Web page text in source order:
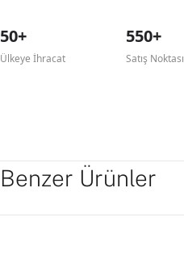
50+
Ülkeye İhracat
550+
Satış Noktası
Benzer Ürünler